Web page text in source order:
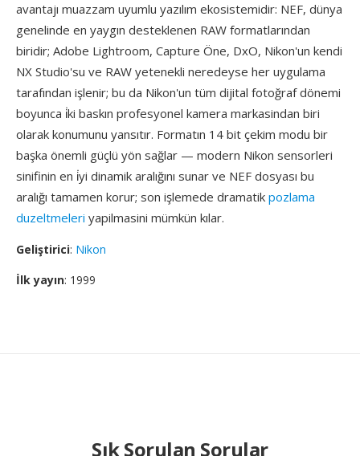
avantajı muazzam uyumlu yazılım ekosistemidir: NEF, dünya
genelinde en yaygın desteklenen RAW formatlarından
biridir; Adobe Lightroom, Capture Öne, DxO, Nikon'un kendi
NX Studio'su ve RAW yetenekli neredeyse her uygulama
tarafından işlenir; bu da Nikon'un tüm dijital fotoğraf dönemi
boyunca i̇ki baskın profesyonel kamera markasindan biri
olarak konumunu yansıtır. Formatın 14 bit çekim modu bir
başka önemli güçlü yön sağlar — modern Nikon sensorleri
sinifinin en i̇yi dinamik aralığını sunar ve NEF dosyası bu
aralığı tamamen korur; son işlemede dramatik pozlama
duzeltmeleri yapilmasini mümkün kılar.
Geliştirici: Nikon
İlk yayın: 1999
Sık Sorulan Sorular